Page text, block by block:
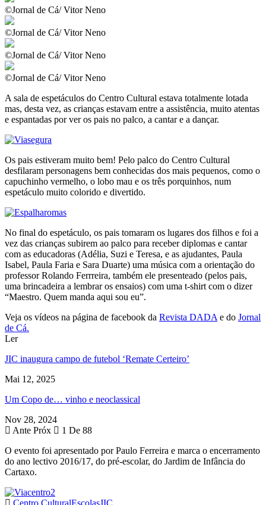
©Jornal de Cá/ Vitor Neno
©Jornal de Cá/ Vitor Neno
©Jornal de Cá/ Vitor Neno
©Jornal de Cá/ Vitor Neno
A sala de espetáculos do Centro Cultural estava totalmente lotada
mas, desta vez, as crianças estavam entre a assistência, muito atentas
e espantadas por ver os pais no palco, a cantar e a dançar.
Os pais estiveram muito bem! Pelo palco do Centro Cultural
desfilaram personagens bem conhecidas dos mais pequenos, como o
capuchinho vermelho, o lobo mau e os três porquinhos, num
espetáculo muito colorido e divertido.
No final do espetáculo, os pais tomaram os lugares dos filhos e foi a
vez das crianças subirem ao palco para receber diplomas e cantar
com as educadoras (Adélia, Suzi e Teresa, e as ajudantes, Paula
Isabel, Paula Faria e Sara Duarte) uma música com a orientação do
professor Rolando Ferrreira, também ele presenteado (pelos pais,
uma brincadeira a lembrar os ensaios) com uma t-shirt com o dizer
“Maestro. Quem manda aqui sou eu”.
Veja os vídeos na página de facebook da Revista DADA e do Jornal
de Cá.
Ler
JIC inaugura campo de futebol ‘Remate Certeiro’
Mai 12, 2025
Um Copo de… vinho e neoclassical
Nov 28, 2024
Ante Próx
1 De 88
O evento foi apresentado por Paulo Ferreira e marca o encerramento
do ano lectivo 2016/17, do pré-escolar, do Jardim de Infância do
Cartaxo.